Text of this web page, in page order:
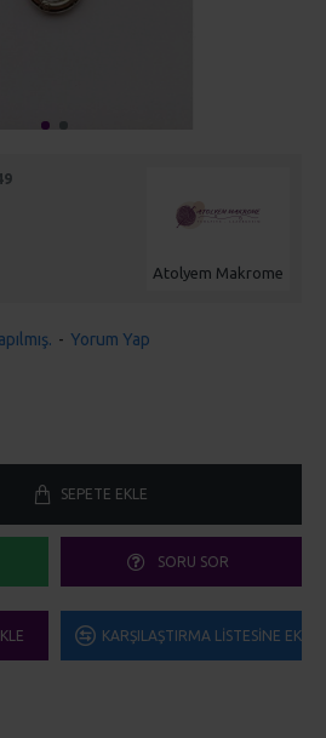
Atolyem Makrome
- Yorum Yap
SEPETE EKLE
SORU SOR
KARŞILAŞTIRMA LISTESINE EKLE